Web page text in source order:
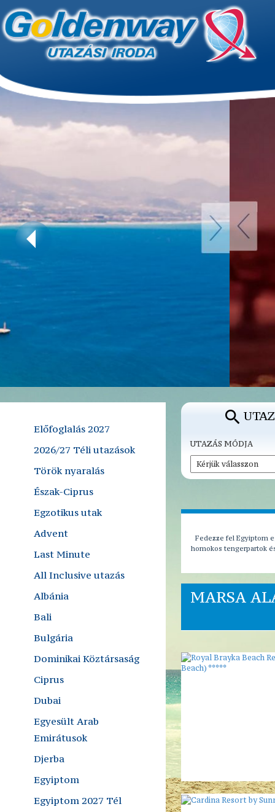
Előfoglalás 2027
2026/27 Téli utazások
Török nyaralás
Észak-Ciprus
Egzotikus utak
Advent
Last Minute
All Inclusive utazás
Albánia
Bali
Bulgária
Dominikai Köztársaság
Ciprus
Dubai
Egyesült Arab
Emirátusok
Djerba
Egyiptom
Egyiptom 2027 Tél
UTAZÁS MÓDJA
Fedezze fel Egyiptom
homokos tengerpartok
MARSA